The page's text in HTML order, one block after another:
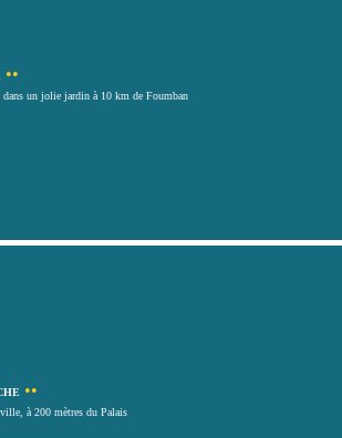
••
dans un jolie jardin à 10 km de Foumban
••
à 200 mètres du Palais